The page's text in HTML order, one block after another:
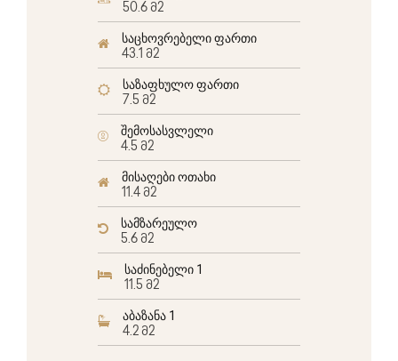
50.6 მ2
საცხოვრებელი ფართი
43.1 მ2
საზაფხულო ფართი
7.5 მ2
შემოსასვლელი
4.5 მ2
მისაღები ოთახი
11.4 მ2
სამზარეულო
5.6 მ2
საძინებელი 1
11.5 მ2
აბაზანა 1
4.2 მ2